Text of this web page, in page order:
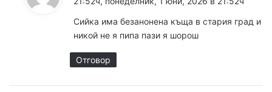
а
:
Сийка има безанонена къща в стария град и
никой не я пипа пази я шорош
Отговор